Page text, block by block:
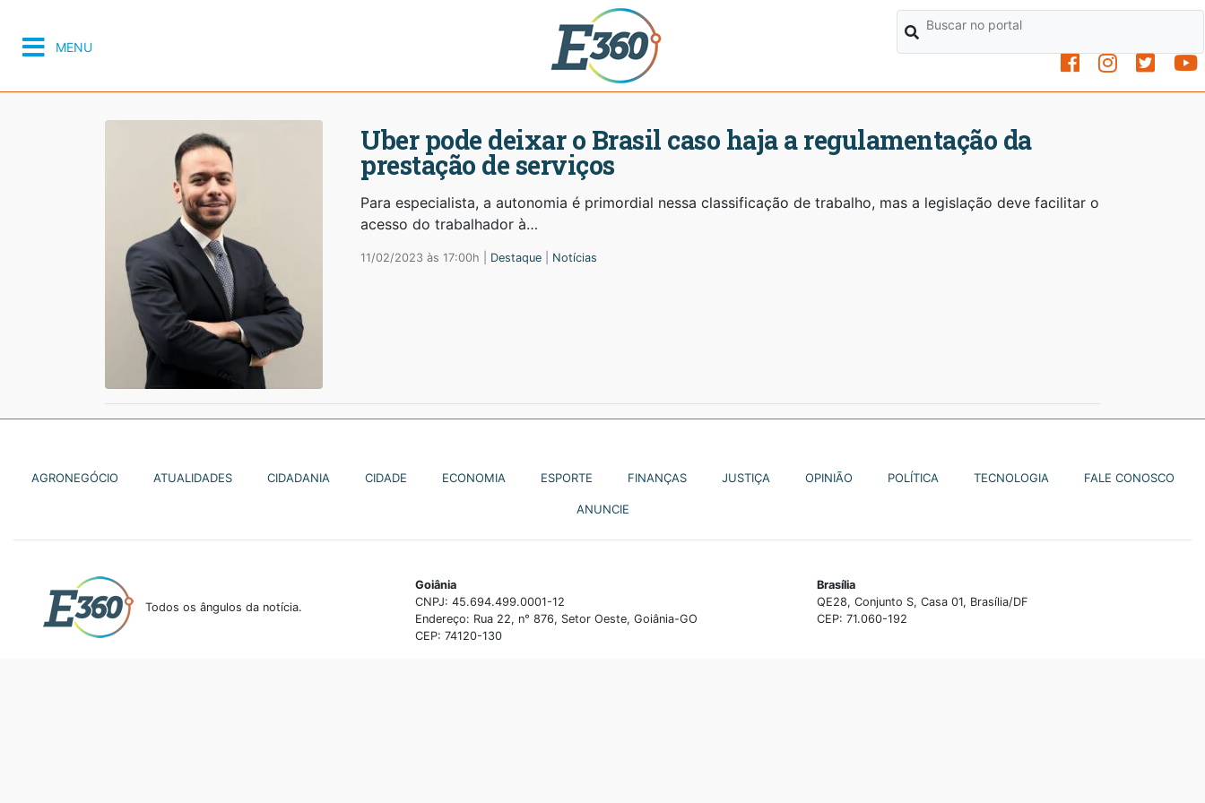
MENU
Uber pode deixar o Brasil caso haja a regulamentação da
prestação de serviços
Para especialista, a autonomia é primordial nessa classificação de trabalho, mas a legislação deve facilitar o
acesso do trabalhador à…
11/02/2023 às 17:00h | Destaque Notícias
AGRONEGÓCIO ATUALIDADES CIDADANIA CIDADE ECONOMIA ESPORTE FINANÇAS JUSTIÇA OPINIÃO POLÍTICA TECNOLOGIA FALE CONOSCO
ANUNCIE
Todos os ângulos da notícia.
Goiânia
CNPJ: 45.694.499.0001-12
Endereço: Rua 22, n° 876, Setor Oeste, Goiânia-GO
CEP: 74120-130
Brasília
QE28, Conjunto S, Casa 01, Brasília/DF
CEP: 71.060-192